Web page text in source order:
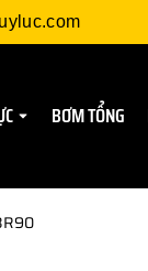
BƠM TỔNG